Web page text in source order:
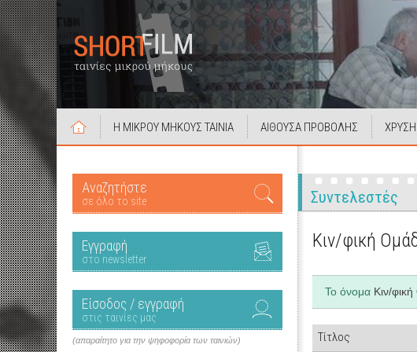
Η ΜΙΚΡΟΥ ΜΗΚΟΥΣ ΤΑΙΝΙΑ ΑΙΘΟΥΣΑ ΠΡΟΒΟΛΗΣ ΧΡΥΣΗ
Αναζητήστε
σε όλο το site
Εγγραφή
στο newsletter
Είσοδος / εγγραφή
στις ταινίες μας
(απαραίτητο για την ψηφοφορία των ταινιών)
Συντελεστές
Κιν/φική
Το όνομα Κιν/
Τίτλος